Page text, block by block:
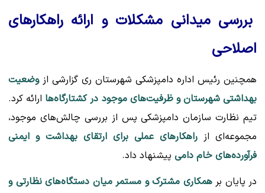
بررسی میدانی مشکلات و ارائه راهکارهای
اصلاحی
همچنین رئیس اداره دامپزشکی شهرستان ری گزارشی ازوضعیت
بهداشتی شهرستان و ظرفیت‌های موجود در کشتارگاه‌ها ارائه کرد.
تیم نظارت سازمان دامپزشکی پس از بررسی چالش‌های موجود،
مجموعه‌ای از راهکارهای عملی برای ارتقای بهداشت و ایمنی
فرآورده‌های خام دامی پیشنهاد داد.
در پایان برهمکاری مشترک و مستمر میان دستگاه‌های نظارتی و